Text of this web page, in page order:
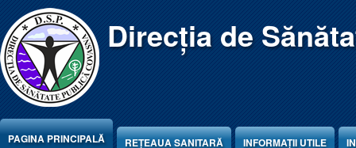
Jump to Content Direcția de
PAGINA PRINCIPALĂ REŢEAUA SANITARĂ INFORMAȚII UTILE